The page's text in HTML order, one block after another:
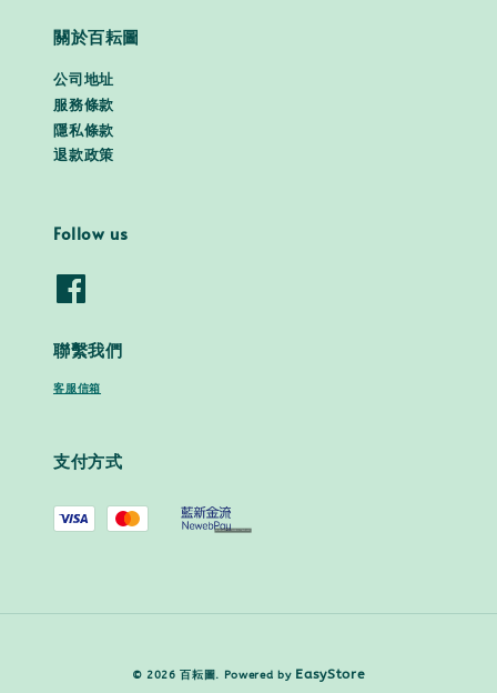
關於百耘圖
公司地址
服務條款
隱私條款
退款政策
Follow us
聯繫我們
客服信箱
支付方式
© 2026 百耘圖. Powered by EasyStore